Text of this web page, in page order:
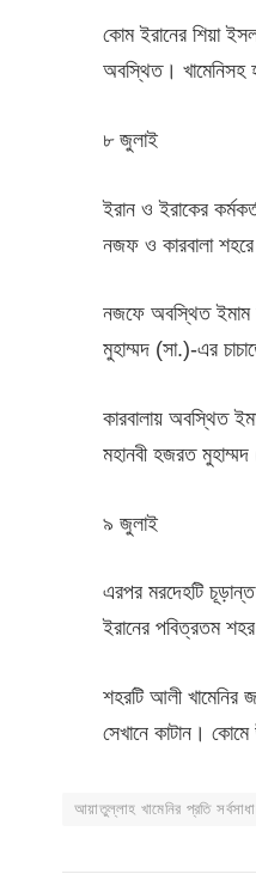
কোম ইরানের শিয়া
অবস্থিত। খামেনিসহ
৮ জুলাই
ইরান ও ইরাকের
নজফ ও কারবালা
নজফে অবস্থিত ইমাম
মুহাম্মদ (সা.)-এর
কারবালায় অবস্থিত
মহানবী হজরত
৯ জুলাই
এরপর মরদেহটি
ইরানের পবিত্রতম
শহরটি আলী খামেনির
সেখানে কাটান। কোমে
আয়াতুল্লাহ খামেনির প্রতি